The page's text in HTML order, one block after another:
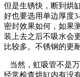
但是生锈快，断到烘
好也要选用单边厚度
密封效果如何，如果
装上去之后不吸水会
比较多。不锈钢的更
当然，虹吸管不是
经常检查烘缸内有没